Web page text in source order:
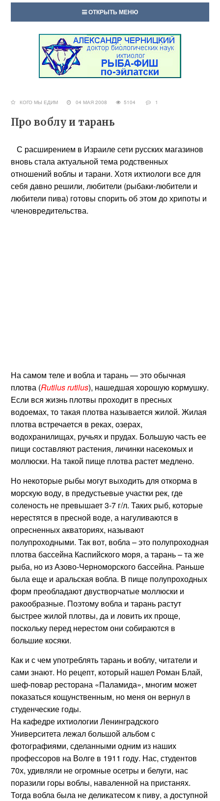
ОТКРЫТЬ МЕНЮ
КОГО МЫ ЕДИМ 04 МАЯ 2008 5104 1
Про воблу и тарань
С расширением в Израиле сети русских магазинов
вновь стала актуальной тема родственных
отношений воблы и тарани. Хотя ихтиологи все для
себя давно решили, любители (рыбаки-любители и
любители пива) готовы спорить об этом до хрипоты и
членовредительства.
На самом теле и вобла и тарань — это обычная
плотва (Rutilus rutilus), нашедшая хорошую кормушку.
Если вся жизнь плотвы проходит в пресных
водоемах, то такая плотва называется жилой. Жилая
плотва встречается в реках, озерах,
водохранилищах, ручьях и прудах. Большую часть ее
пищи составляют растения, личинки насекомых и
моллюски. На такой пище плотва растет медлено.
Но некоторые рыбы могут выходить для откорма в
морскую воду, в предустьевые участки рек, где
соленость не превышает 3-7 г/л. Таких рыб, которые
нерестятся в пресной воде, а нагуливаются в
опресненных акваториях, называют
полупроходными. Так вот, вобла – это полупроходная
плотва бассейна Каспийского моря, а тарань – та же
рыба, но из Азово-Черноморского бассейна. Раньше
была еще и аральская вобла. В пище полупроходных
форм преобладают двустворчатые моллюски и
ракообразные. Поэтому вобла и тарань растут
быстрее жилой плотвы, да и ловить их проще,
поскольку перед нерестом они собираются в
большие косяки.
Как и с чем употреблять тарань и воблу, читатели и
сами знают. Но рецепт, который нашел Роман Блай,
шеф-повар ресторана «Паламида», многим может
показаться кощунственным, но меня он вернул в
студенческие годы.
На кафедре ихтиологии Ленинградского
Университета лежал большой альбом с
фотографиями, сделанными одним из наших
профессоров на Волге в 1911 году. Нас, студентов
70х, удивляли не огромные осетры и белуги, нас
поразили горы воблы, наваленной на пристанях.
Тогда вобла была не деликатесом к пиву, а доступной